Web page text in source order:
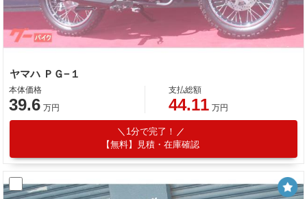
ヤマハ ＰＧ−１
本体価格
39.6 万円
支払総額
44.11 万円
1分で完了！
【無料】見積・在庫確認